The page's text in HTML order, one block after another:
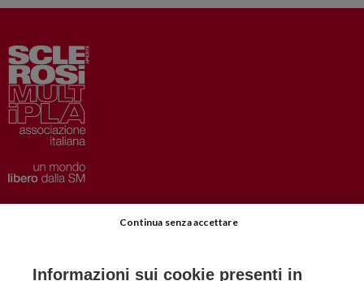
Privacy–Disclaimer
Informazioni sui cookie presenti in
Continua senza accettare